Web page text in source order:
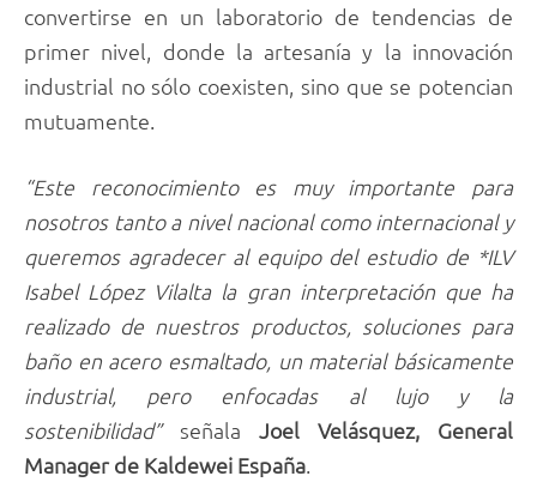
convertirse en un laboratorio de tendencias de
primer nivel, donde la artesanía y la innovación
industrial no sólo coexisten, sino que se potencian
mutuamente.
“Este reconocimiento es muy importante para
nosotros tanto a nivel nacional como internacional y
queremos agradecer al equipo del estudio de *ILV
Isabel López Vilalta la gran interpretación que ha
realizado de nuestros productos, soluciones para
baño en acero esmaltado, un material básicamente
industrial, pero enfocadas al lujo y la
sostenibilidad”señala Joel Velásquez, General
Manager de Kaldewei España.